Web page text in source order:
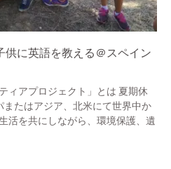
供に英語を教える＠スペイン
ィアプロジェクト」とは 夏期休
たはアジア、北米にて世界中か
活を共にしながら、環境保護、遺